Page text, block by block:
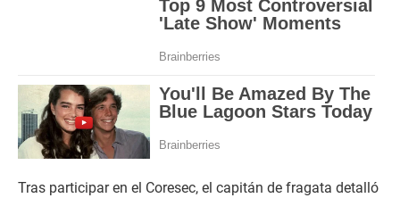
Tras participar en el Coresec, el capitán de fragata detalló